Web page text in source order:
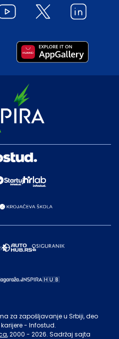
za zapošljavanje u Srbiji, deo
- Infostud.
, 2000 - 2026. Sadržaj sajta